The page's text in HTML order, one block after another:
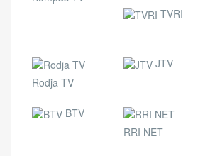
TVRI
Rodja TV
JTV
BTV
RRI NET